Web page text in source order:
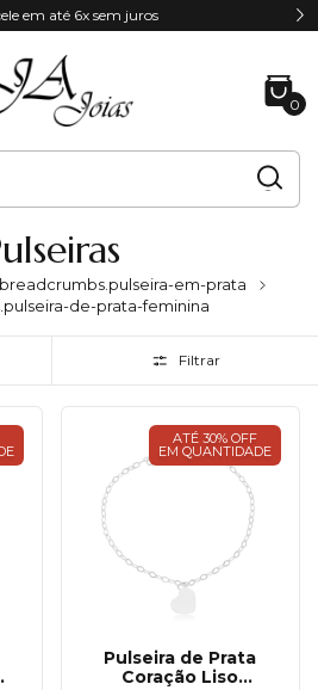
em até 6x sem juros
0
breadcrumbs.pulseira-em-prata
de-prata-feminina
Filtrar
ATÉ 30% OFF
EM QUANTIDADE
Pulseira de Prata
Coração Liso